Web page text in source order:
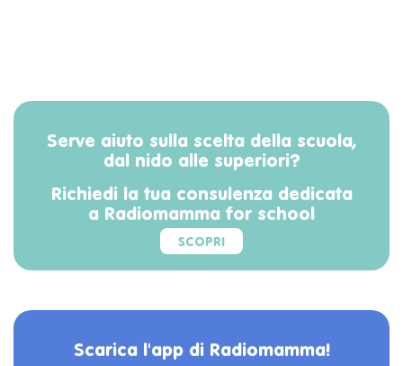
Serve aiuto sulla scelta della scuola,
dal nido alle superiori?
Richiedi la tua consulenza dedicata
a Radiomamma for school
SCOPRI
Scarica l'app di Radiomamma!